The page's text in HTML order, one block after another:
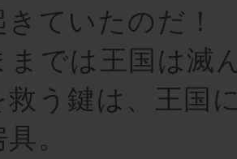
ていたのだ！
までは王国は滅
救う鍵は、王国
。